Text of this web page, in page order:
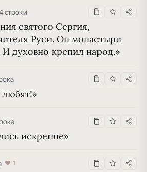
строки
святого Сергия,
Руси. Он монастыри
И духовно крепил народ.»
любят!»
искренне»
♥ 1